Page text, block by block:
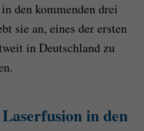
den kommenden drei
sie an, eines der ersten
in Deutschland zu
in den